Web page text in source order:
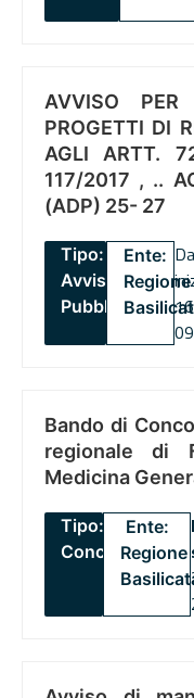
AVVISO PER
PROGETTI DI
AGLI ARTT.
117/2017 , ..
(ADP) 25- 27
Tipo:
Avviso
Pubblico
Ente:
Regione
Bando di
regionale di
Medicina
Tipo:
Concorsi
Ente:
Regione